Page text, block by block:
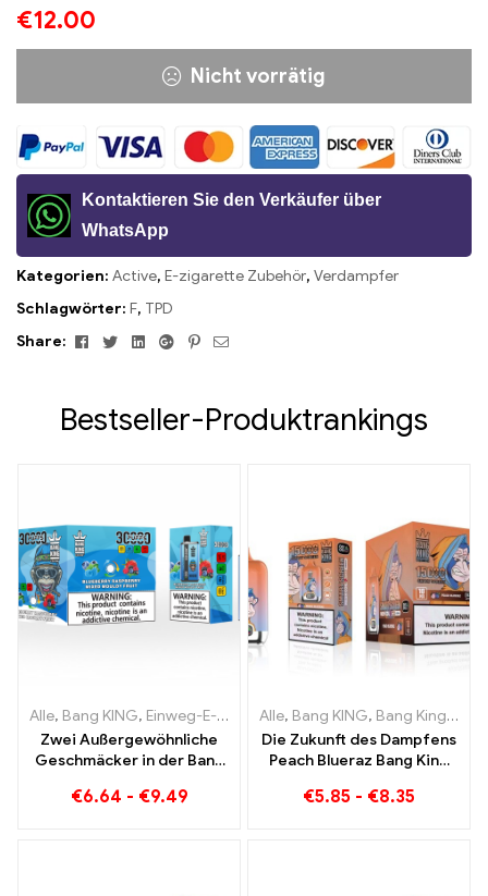
€12.00
Nicht vorrätig
Kontaktieren Sie den Verkäufer über
WhatsApp
Kategorien: Active, E-zigarette Zubehör, Verdampfer
Schlagwörter: F, TPD
Share:
FacebookTwitterLinkedinGoogle+Pinterest
Email
Bestseller-Produktrankings
Alle, Bang KING, Einweg-E-Zigaretten Litauen ,Einweg-E-
Zwei Außergewöhnliche
Geschmäcker in der Bang
Zigarette Blueberry
€6.64 - €9.49
Alle, Bang KING, Bang King Smart Screen 15000 Puff
Die Zukunft des Dampfens
Peach Blueraz Bang King
€5.85 - €8.35